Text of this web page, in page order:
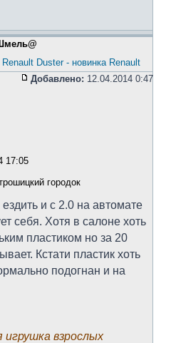
Renault Duster - новинка Renault
Добавлено: 12.04.2014 0:47
17:05
городок
и с 2.0 на автомате
себя. Хотя в салоне хоть
пластиком но за 20
Кстати пластик хоть
подогнан и на
взрослых